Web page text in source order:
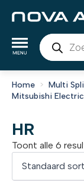
Producten
zoeken
Home
Multi
Mitsubishi
HR
Toont alle 6